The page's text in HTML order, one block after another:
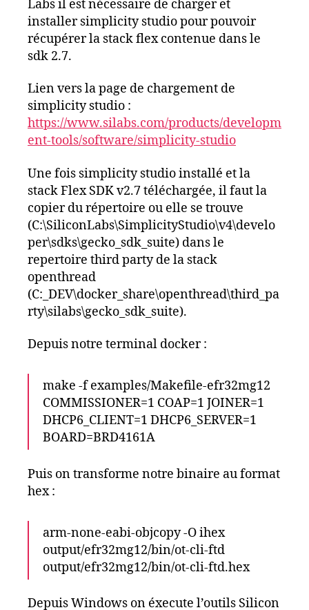
Labs il est nécessaire de charger et
installer simplicity studio pour pouvoir
récupérer la stack flex contenue dans le
sdk 2.7.
Lien vers la page de chargement de
simplicity studio :
https://www.silabs.com/products/developm
ent-tools/software/simplicity-studio
Une fois simplicity studio installé et la
stack Flex SDK v2.7 téléchargée, il faut la
copier du répertoire ou elle se trouve
(C:\SiliconLabs\SimplicityStudio\v4\develo
per\sdks\gecko_sdk_suite) dans le
repertoire third party de la stack
openthread
(C:_DEV\docker_share\openthread\third_pa
rty\silabs\gecko_sdk_suite).
Depuis notre terminal docker :
make -f examples/Makefile-efr32mg12
COMMISSIONER=1 COAP=1 JOINER=1
DHCP6_CLIENT=1 DHCP6_SERVER=1
BOARD=BRD4161A
Puis on transforme notre binaire au format
hex :
arm-none-eabi-objcopy -O ihex
output/efr32mg12/bin/ot-cli-ftd
output/efr32mg12/bin/ot-cli-ftd.hex
Depuis Windows on éxecute l’outils Silicon